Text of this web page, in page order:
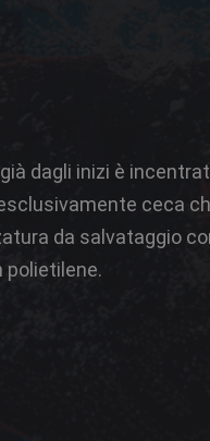
dagli inizi è
ceca
da salvataggio
polietilene.